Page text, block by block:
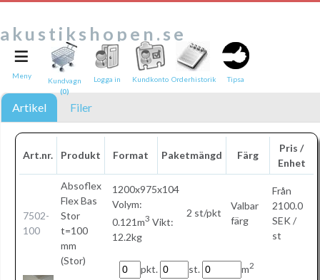
akustikshopen.se
Artikel Filer
Art.nr. Produkt Format Paketmängd Färg
Pris /
Enhet
7502-
100
Absoflex
Flex Bas
Stor
t=100
mm
(Stor)
1200x975x104
Volym:
0.121m3 Vikt:
12.2kg
2 st/pkt
Valbar
färg
Från
2100.0
SEK /
st
pkt. st. m2
≡
Meny
Kundvagn
(0)
Logga in Kundkonto Orderhistorik Tipsa
Tipsa en vän:
e-post*
Text